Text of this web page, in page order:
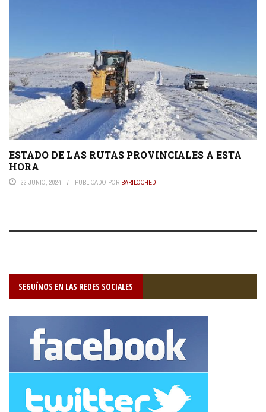
ESTADO DE LAS RUTAS PROVINCIALES A ESTA
HORA
22 JUNIO, 2024 PUBLICADO POR BARILOCHED
SEGUÍNOS EN LAS REDES SOCIALES